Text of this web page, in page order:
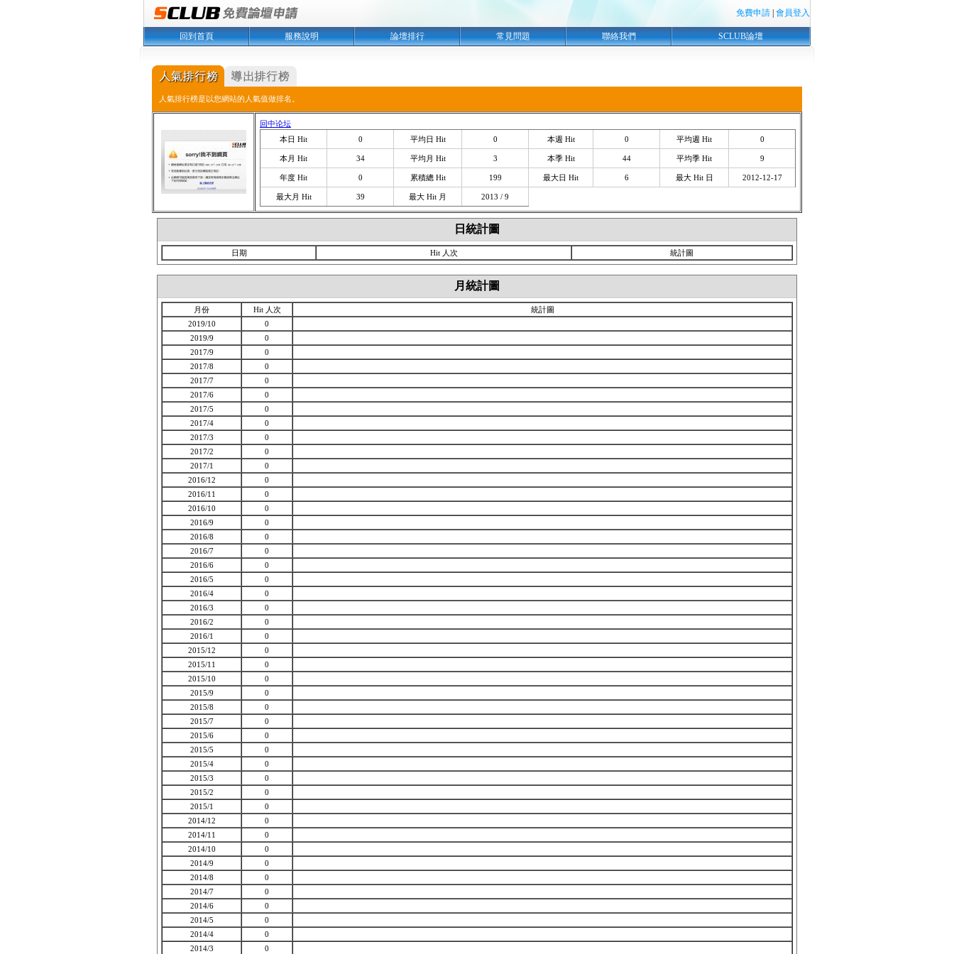
免費申請 會員登入
回到首頁 服務說明 論壇排行 常見問題 聯絡我們 SCLUB論壇
人氣排行榜是以您網站的人氣值做排名。
回中论坛
本日 Hit
0 平均日 Hit 0 本週 Hit 0 平均週 Hit 0
本月 Hit 34 平均月 Hit 3 本季 Hit 44 平均季 Hit 9
年度 Hit 0 累積總 Hit 199 最大日 Hit 6 最大 Hit 日 2012-12-17
最大月 Hit 39 最大 Hit 月 2013 / 9
日統計圖
日期 Hit 人次 統計圖
月統計圖
月份 Hit 人次
統計圖
2019/10
0
2019/9
0
2017/9
0
2017/8
0
2017/7
0
2017/6
0
2017/5
0
2017/4
0
2017/3
0
2017/2
0
2017/1
0
2016/12
0
2016/11
0
2016/10
0
2016/9
0
2016/8
0
2016/7
0
2016/6
0
2016/5
0
2016/4
0
2016/3
0
2016/2
0
2016/1
0
2015/12
0
2015/11
0
2015/10
0
2015/9
0
2015/8
0
2015/7
0
2015/6
0
2015/5
0
2015/4
0
2015/3
0
2015/2
0
2015/1
0
2014/12
0
2014/11
0
2014/10
0
2014/9
0
2014/8
0
2014/7
0
2014/6
0
2014/5
0
2014/4
0
2014/3
0